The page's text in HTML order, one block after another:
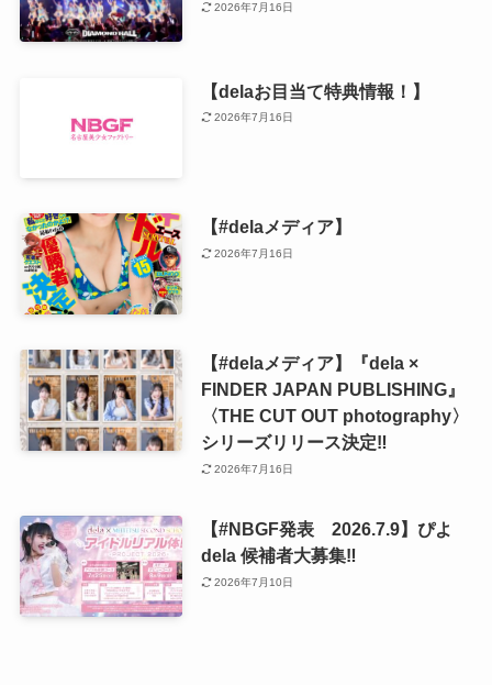
2026年7月16日
【delaお目当て特典情報！】
2026年7月16日
【#delaメディア】
2026年7月16日
【#delaメディア】『dela ×
FINDER JAPAN PUBLISHING』
〈THE CUT OUT photography〉
シリーズリリース決定‼️
2026年7月16日
【#NBGF発表 2026.7.9】ぴよ
dela 候補者大募集‼️
2026年7月10日